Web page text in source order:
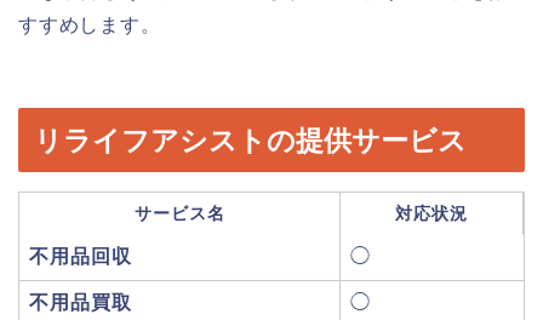
すすめします。
リライフアシストの提供サービス
サービス名 対応状況
不用品回収 ◯
不用品買取 ◯